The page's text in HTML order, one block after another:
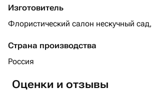
Изготовитель
Флористический салон нескучный
Страна производства
Россия
Оценки и отзывы